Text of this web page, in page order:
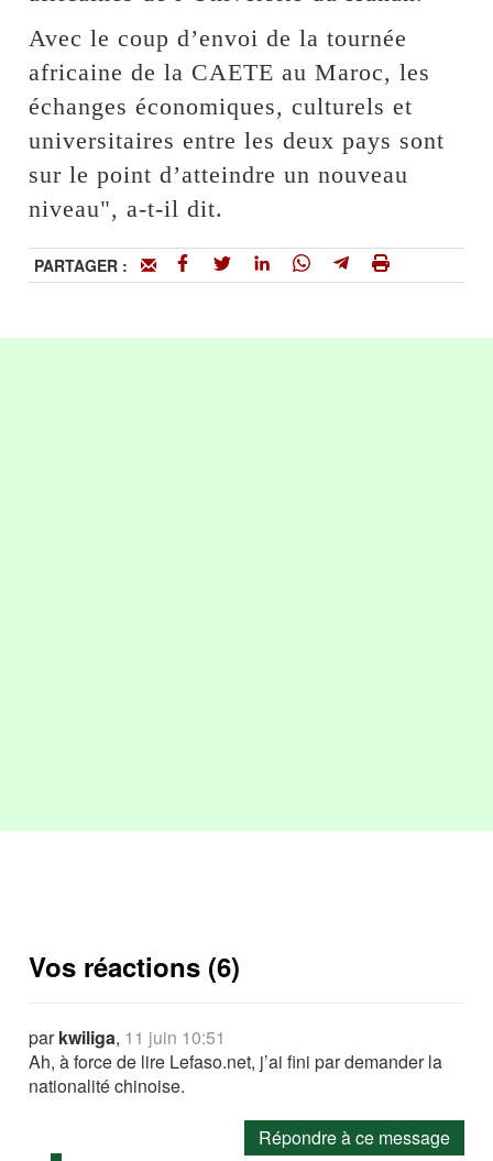
Avec le coup d’envoi de la tournée
africaine de la CAETE au Maroc, les
échanges économiques, culturels et
universitaires entre les deux pays sont
sur le point d’atteindre un nouveau
niveau", a-t-il dit.
PARTAGER :
Vos réactions (6)
parkwiliga, 11 juin 10:51
Ah, à force de lire Lefaso.net, j’ai fini par demander la
nationalité chinoise.
Répondre à ce message